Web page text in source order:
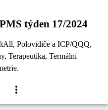
týden 17/2024
Polovidiče a ICP/QQQ,
Terapeutika, Termální